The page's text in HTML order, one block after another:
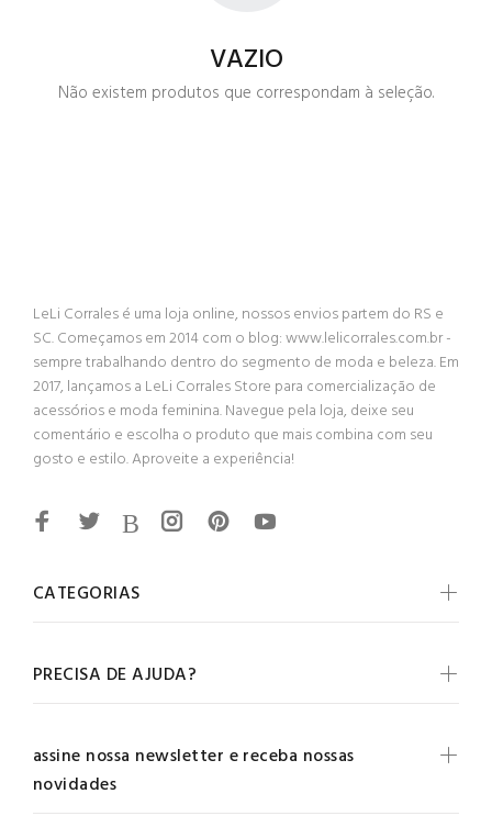
VAZIO
Não existem produtos que correspondam à seleção.
assine nossa newsletter e receba nossas
novidades
LeLi Corrales é uma loja online, nossos envios partem do RS e
SC. Começamos em 2014 com o blog: www.lelicorrales.com.br -
sempre trabalhando dentro do segmento de moda e beleza. Em
2017, lançamos a LeLi Corrales Store para comercialização de
acessórios e moda feminina. Navegue pela loja, deixe seu
comentário e escolha o produto que mais combina com seu
gosto e estilo. Aproveite a experiência!
CATEGORIAS
PRECISA DE AJUDA?